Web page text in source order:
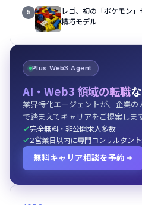
5
レゴ、初の「ポケモン
精巧モデル
Plus Web3 Agent
AI・Web3 領域の転職
業界特化エージェントが、企業の
で踏まえてキャリアをご提案しま
完全無料・非公開求人多数
2営業日以内に専門コンサルタン
無料キャリア相談を予約